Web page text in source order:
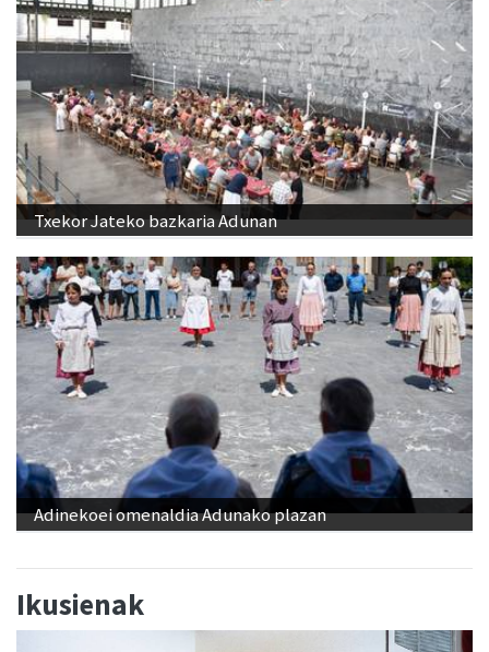
Txekor Jateko bazkaria Adunan
Adinekoei omenaldia Adunako plazan
Ikusienak